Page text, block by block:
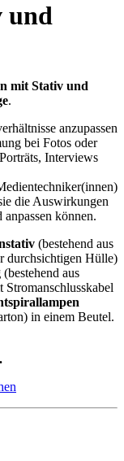
und
mit Stativ und
.
anzupassen
bei Fotos oder
Interviews
die Auswirkungen
können.
(bestehend aus
durchsichtigen Hülle)
(bestehend aus
Stromanschlusskabel
in einem Beutel.